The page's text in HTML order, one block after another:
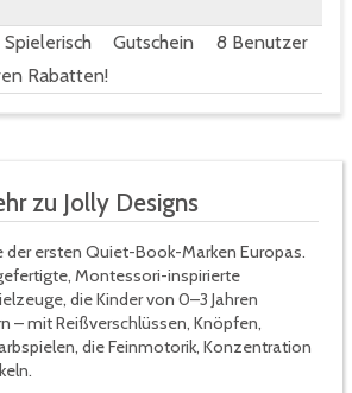
Rabatten!
Gutschein 8 Benutzer
zu Jolly Designs
der ersten Quiet-Book-Marken Europas.
Montessori-inspirierte
die Kinder von 0–3 Jahren
– mit Reißverschlüssen, Knöpfen,
die Feinmotorik, Konzentration